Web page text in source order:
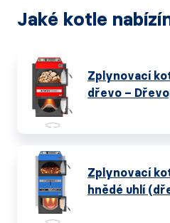
Jaké kotle
Zplynovací
dřevo –
Zplynovací
hnědé uhlí